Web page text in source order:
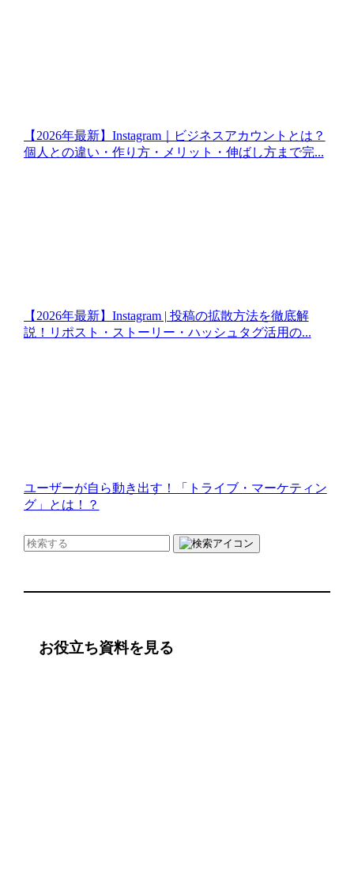
【2026年最新】Instagram｜ビジネスアカウントとは？
個人との違い・作り方・メリット・伸ばし方まで完...
【2026年最新】Instagram | 投稿の拡散方法を徹底解
説！リポスト・ストーリー・ハッシュタグ活用の...
ユーザーが自ら動き出す！「トライブ・マーケティン
グ」とは！？
お役立ち資料を見る